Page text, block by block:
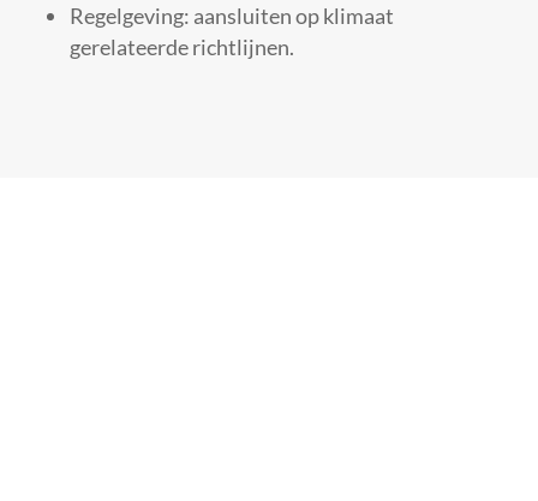
Regelgeving: aansluiten op klimaat
gerelateerde richtlijnen.